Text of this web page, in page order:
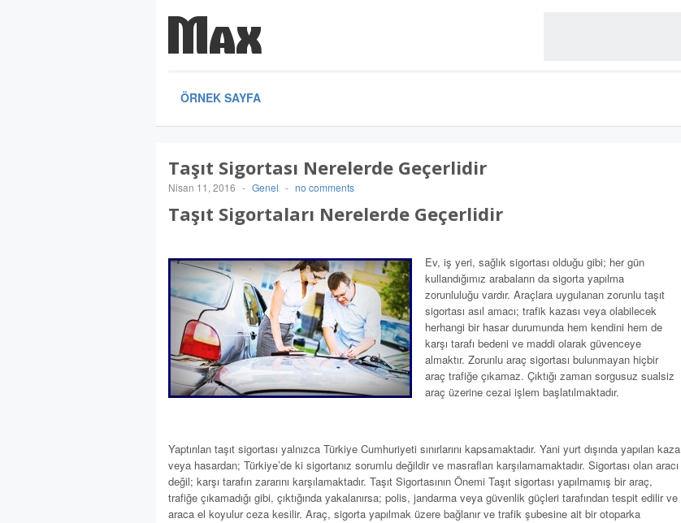
ÖRNEK SAYFA
Taşıt Sigortası Nerelerde Geçerlidir
Nisan 11, 2016 - Genel - no comments
Taşıt Sigortaları Nerelerde Geçerlidir
Ev, iş yeri, sağlık sigortası olduğu gibi; her gün
kullandığımız arabaların da sigorta yapılma
zorunluluğu vardır. Araçlara uygulanan zorunlu taşıt
sigortası asıl amacı; trafik kazası veya olabilecek
herhangi bir hasar durumunda hem kendini hem de
karşı tarafı bedeni ve maddi olarak güvenceye
almaktır. Zorunlu araç sigortası bulunmayan hiçbir
araç trafiğe çıkamaz. Çıktığı zaman sorgusuz sualsiz
araç üzerine cezai işlem başlatılmaktadır.
Yaptırılan taşıt sigortası yalnızca Türkiye Cumhuriyeti sınırlarını kapsamaktadır. Yani yurt dışında yapılan kaza
veya hasardan; Türkiye’de ki sigortanız sorumlu değildir ve masrafları karşılamamaktadır. Sigortası olan aracı
değil; karşı tarafın zararını karşılamaktadır. Taşıt Sigortasının Önemi Taşıt sigortası yapılmamış bir araç,
trafiğe çıkamadığı gibi, çıktığında yakalanırsa; polis, jandarma veya güvenlik güçleri tarafından tespit edilir ve
araca el koyulur ceza kesilir. Araç, sigorta yapılmak üzere bağlanır ve trafik şubesine ait bir otoparka